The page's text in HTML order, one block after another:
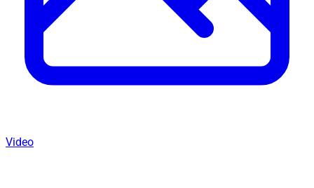
Video